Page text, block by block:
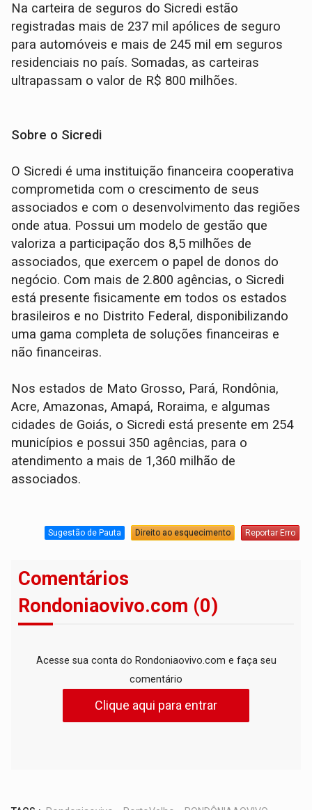
Na carteira de seguros do Sicredi estão
registradas mais de 237 mil apólices de seguro
para automóveis e mais de 245 mil em seguros
residenciais no país. Somadas, as carteiras
ultrapassam o valor de R$ 800 milhões.
Sobre o Sicredi
O Sicredi é uma instituição financeira cooperativa
comprometida com o crescimento de seus
associados e com o desenvolvimento das regiões
onde atua. Possui um modelo de gestão que
valoriza a participação dos 8,5 milhões de
associados, que exercem o papel de donos do
negócio. Com mais de 2.800 agências, o Sicredi
está presente fisicamente em todos os estados
brasileiros e no Distrito Federal, disponibilizando
uma gama completa de soluções financeiras e
não financeiras.
Nos estados de Mato Grosso, Pará, Rondônia,
Acre, Amazonas, Amapá, Roraima, e algumas
cidades de Goiás, o Sicredi está presente em 254
municípios e possui 350 agências, para o
atendimento a mais de 1,360 milhão de
associados.
Sugestão de Pauta Direito ao esquecimento Reportar Erro
Comentários
Rondoniaovivo.com (0)
Acesse sua conta do Rondoniaovivo.com e faça seu
comentário
Clique aqui para entrar